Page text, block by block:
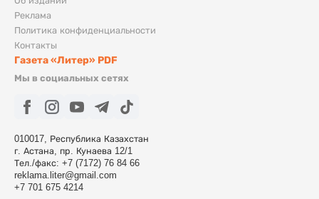
Реклама
Политика конфиденциальности
Контакты
Газета «Литер» PDF
Мы в социальных сетях
010017, Республика Казахстан
г. Астана, пр. Кунаева 12/1
Тел./факс: +7 (7172) 76 84 66
reklama.liter@gmail.com
+7 701 675 4214